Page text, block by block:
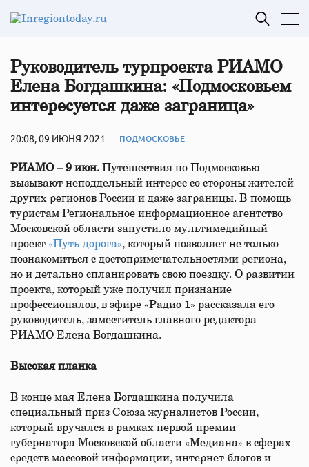
Руководитель турпроекта РИАМО
Елена Богдашкина: «Подмосковьем
интересуется даже заграница»
20:08, 09 ИЮНЯ 2021 ПОДМОСКОВЬЕ
РИАМО – 9 июн. Путешествия по Подмосковью
вызывают неподдельный интерес со стороны жителей
других регионов России и даже заграницы. В помощь
туристам Региональное информационное агентство
Московской области запустило мультимедийный
проект «Путь-дорога», который позволяет не только
познакомиться с достопримечательностями региона,
но и детально спланировать свою поездку. О развитии
проекта, который уже получил признание
профессионалов, в эфире «Радио 1» рассказала его
руководитель, заместитель главного редактора
РИАМО Елена Богдашкина.
Высокая планка
В конце мая Елена Богдашкина получила
специальный приз Союза журналистов России,
который вручался в рамках первой премии
губернатора Московской области «Медиана» в сферах
средств массовой информации, интернет-блогов и